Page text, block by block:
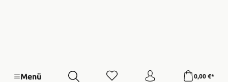
Menü 0,00 €*